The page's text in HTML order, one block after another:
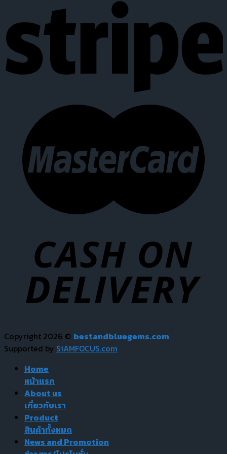
Copyright 2026 © bestandbluegems.com
Supported by SiAMFOCUS.com
Home
หน้าแรก
About us
เกี่ยวกับเรา
Product
สินค้าทั้งหมด
News and Promotion